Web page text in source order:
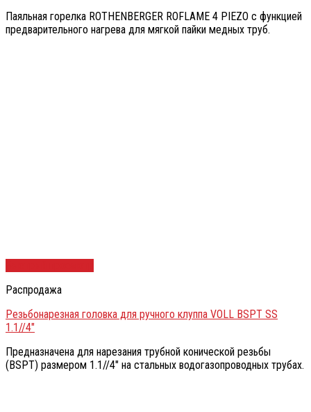
Паяльная горелка ROTHENBERGER ROFLAME 4 PIEZO с функцией
предварительного нагрева для мягкой пайки медных труб.
Распродажа
Резьбонарезная головка для ручного клуппа VOLL BSPT SS
1.1//4″
Предназначена для нарезания трубной конической резьбы
(BSPT) размером 1.1//4″ на стальных водогазопроводных трубах.